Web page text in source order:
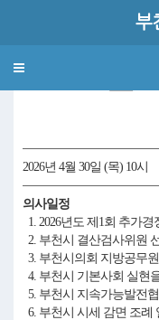
부
Toggle
제290회부천시의회(임시
2026년 4월 30일 (목) 10시
의사일정
1. 2026년도 제1회 추가
2. 부천시 결산검사위원
3. 부천시의회 지방공무
4. 부천시 기본사회 실현
5. 부천시 지속가능발전
6. 부천시 시세 감면 조례